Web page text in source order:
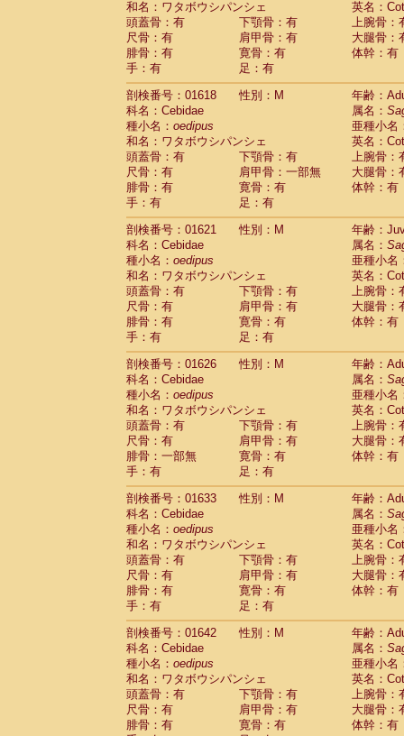
PitheciidaeCallicebus moloch(0)
Pitheciidae Callicebus torquatus(0)
Pitheciidae Callicebus
Pitheciidae Chiropotes satanas
Pitheciidae Pithecia monachus
Pitheciidae Pithecia pithecia (0)
Cercopithecidae Cercocebus agilis (0)
Cercopithecidae
Cercocebus
Cercopithecidae
Cercocebus
CercopithecidaeCercocebus
CercopithecidaeCercocebus
CercopithecidaeCercocebus hybrid(0)
CercopithecidaeCercocebus
CercopithecidaeLophocebus
Cercopithecidae
(0)
Cercopithecidae Papio cynocephalus
Cercopithecidae Papio hamadryas(1)
CercopithecidaePapio papio
CercopithecidaePapio
CercopithecidaeMandrillus
CercopithecidaeMandrillus sphinx
CercopithecidaeTheropithecus
CercopithecidaeMacaca arctoides(1)
Cercopithecidae Macaca assamensis
Cercopithecidae
Macaca
CercopithecidaeMacaca cyclopis (6)
CercopithecidaeMacaca fascicularis
CercopithecidaeMacaca fuscaca
CercopithecidaeMacaca fuscata
CercopithecidaeMacaca fuscata
CercopithecidaeMacaca maura(1)
Cercopithecidae Macaca mulatta(50)
Cercopithecidae Macaca nemestrina(3)
Cercopithecidae Macaca nigra(1)
CercopithecidaeMacaca radiata(9)
CercopithecidaeMacaca silenus(1)
CercopithecidaeMacaca sinica (0)
CercopithecidaeMacaca sylvanus
CercopithecidaeMacaca thibetana (0)
Cercopithecidae Macaca tonkeana (0)
Cercopithecidae hybrid(1)
Cercopithecidae (0)
CercopithecidaeAllenopithecus
CercopithecidaeCercopithecus
CercopithecidaeCercopithecus
和名：ワタボウシパンシェ
英名：
頭蓋骨：有
下顎骨：有
上腕骨：
尺骨：有
肩甲骨：有
大腿骨：
腓骨：有
寛骨：有
体幹：有
手：有
足：有
剖検番号：01618
性別：M
年齢：
科名：Cebidae
属名：
種小名： oedipus
亜種小名
和名：ワタボウシパンシェ
英名：
頭蓋骨：有
下顎骨：有
上腕骨：
尺骨：有
肩甲骨：一部無
大腿骨：
腓骨：有
寛骨：有
体幹：有
手：有
足：有
剖検番号：01621
性別：M
年齢：
科名：Cebidae
属名：
種小名： oedipus
亜種小名
和名：ワタボウシパンシェ
英名：
頭蓋骨：有
下顎骨：有
上腕骨：
尺骨：有
肩甲骨：有
大腿骨：
腓骨：有
寛骨：有
体幹：有
手：有
足：有
剖検番号：01626
性別：M
年齢：
科名：Cebidae
属名：
種小名： oedipus
亜種小名
和名：ワタボウシパンシェ
英名：
頭蓋骨：有
下顎骨：有
上腕骨：
尺骨：有
肩甲骨：有
大腿骨：
腓骨：一部無
寛骨：有
体幹：有
手：有
足：有
剖検番号：01633
性別：M
年齢：
科名：Cebidae
属名：
種小名： oedipus
亜種小名
和名：ワタボウシパンシェ
英名：
頭蓋骨：有
下顎骨：有
上腕骨：
尺骨：有
肩甲骨：有
大腿骨：
腓骨：有
寛骨：有
体幹：有
手：有
足：有
剖検番号：01642
性別：M
年齢：
科名：Cebidae
属名：
種小名： oedipus
亜種小名
和名：ワタボウシパンシェ
英名：
頭蓋骨：有
下顎骨：有
上腕骨：
尺骨：有
肩甲骨：有
大腿骨：
腓骨：有
寛骨：有
体幹：有